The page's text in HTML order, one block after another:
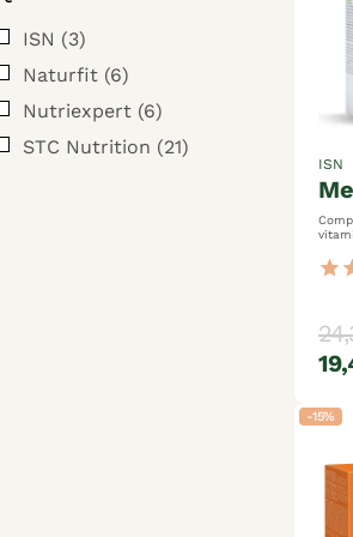
ISN (3)
Naturfit (6)
Nutriexpert (6)
STC Nutrition (21)
ISN
star
-15%